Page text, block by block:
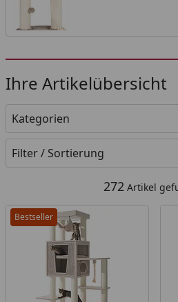
Ihre Artikelübersicht
Kategorien
Filter / Sortierung
272 Artikel
Bestseller